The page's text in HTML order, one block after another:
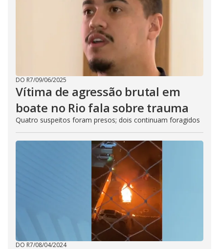
DO R7/09/06/2025
Vítima de agressão brutal em
boate no Rio fala sobre trauma
Quatro suspeitos foram presos; dois continuam foragidos
DO R7/08/04/2024